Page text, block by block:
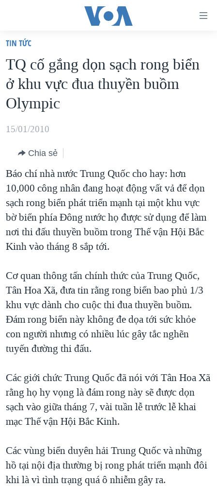
truy
cập
Tới
nội
chính
hướng
chính
Đi
tới
"Tìm"
VIỆT NAM
HOA KỲ
BIỂN ĐÔNG
THẾ GIỚI
DIỄN ĐÀN
MỤC
TỰ DO BÁO CHÍ
VẠCH TRẦN TIN GIẢ
NGƯỜI VIỆT HẢI NGOẠI
ĐỜI SỐNG
KHOA HỌC
THỂ THAO
GIÁO DỤC
CHUYÊN ĐỀ
CHIẾN TRANH THƯƠNG MẠI CỦA MỸ: QUÁ KHỨ VÀ HIỆN
TẠI
HÀNH TRÌNH BẦU CỬ 2024
GIẢI MÃ VÀNH ĐAI & CON ĐƯỜNG
NGÀY TỊ NẠN THẾ GIỚI
TRỊNH VĨNH BÌNH - NGƯỜI HẠ 'BÊN THẮNG CUỘC'
GROUND ZERO – XƯA VÀ NAY
CHI PHÍ CHIẾN TRANH AFGHANISTAN
THƯỢNG ĐỈNH TRUMP-KIM TẠI VIỆT NAM
TRỊNH VĨNH BÌNH VS. CHÍNH PHỦ VIỆT NAM
NGƯ DÂN VIỆT VÀ LÀN SÓNG TRỘM HẢI SÂM
QUAN HỆ VIỆT MỸ
HỌC TIẾNG ANH
VIDEO
NGHE
MẠNG XÃ HỘI
Ngôn ngữ khác
TIN TỨC
TQ cố gắng dọn sạch rong biển
ở khu vực đua thuyền buồm
Olympic
15/01/2010
Chia sẻ
Báo chí nhà nước Trung Quốc cho hay: hơn
10,000 công nhân đang hoạt động vất vả để dọn
sạch rong biển phát triển mạnh tại một khu vực
bờ biển phía Đông nước họ được sử dụng để làm
nơi thi đấu thuyền buồm trong Thế vận Hội Bắc
Kinh vào tháng 8 sắp tới.
Cơ quan thông tấn chính thức của Trung Quốc,
Tân Hoa Xã, đưa tin rằng rong biển bao phủ 1/3
khu vực dành cho cuộc thi đua thuyền buồm.
Đám rong biển này không đe dọa tới sức khỏe
con người nhưng có nhiều lúc gây tắc nghẽn
tuyến đường thi đấu.
Các giới chức Trung Quốc đã nói với Tân Hoa Xã
rằng họ hy vọng là đám rong này sẽ được dọn
sạch vào giữa tháng 7, vài tuần lễ trước lễ khai
mạc Thế vận Hội Bắc Kinh.
Các vùng biển duyên hải Trung Quốc và những
hồ tại nội địa thường bị rong phát triển mạnh đôi
khi là vì tình trạng quá ô nhiễm gây ra.